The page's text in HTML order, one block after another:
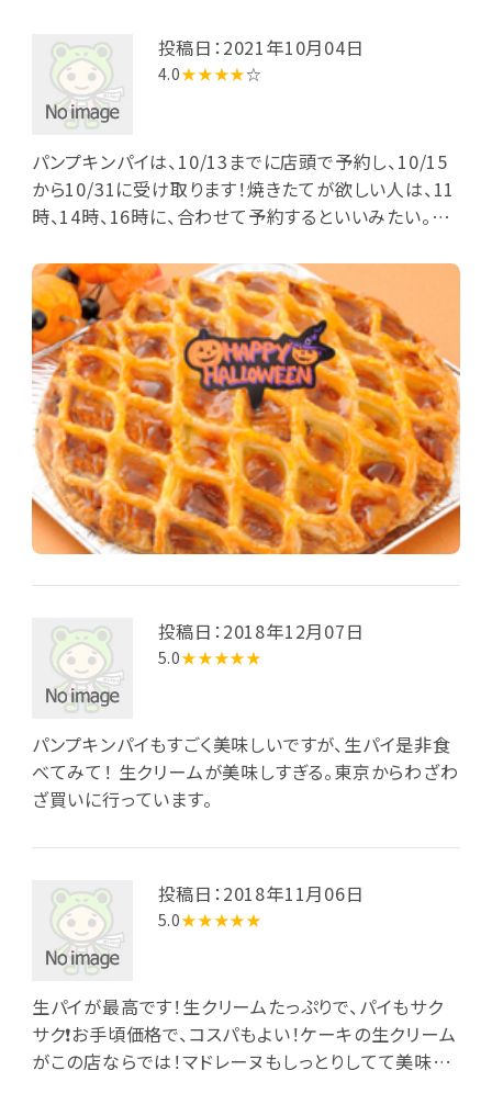
投稿日：2021年10月04日
4.0★★★★☆
パンプキンパイは、10/13までに店頭で予約し、10/15
から10/31に受け取ります！焼きたてが欲しい人は、11
時、14時、16時に、合わせて予約するといいみたい。一
だけペロリです。優しい味です
投稿日：2018年12月07日
5.0★★★★★
パンプキンパイもすごく美味しいですが、生パイ是非食
べてみて！ 生クリームが美味しすぎる。東京からわざわ
ざ買いに行っています。
投稿日：2018年11月06日
5.0★★★★★
生パイが最高です！生クリームたっぷりで、パイもサク
サク❗お手頃価格で、コスパもよい！ケーキの生クリーム
がこの店ならでは！マドレーヌもしっとりしてて美味で